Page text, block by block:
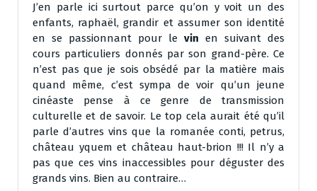
J’en parle ici surtout parce qu’on y voit un des
enfants, raphaël, grandir et assumer son identité
en se passionnant pour le vin en suivant des
cours particuliers donnés par son grand-père. Ce
n’est pas que je sois obsédé par la matière mais
quand même, c’est sympa de voir qu’un jeune
cinéaste pense à ce genre de transmission
culturelle et de savoir. Le top cela aurait été qu’il
parle d’autres vins que la romanée conti, petrus,
château yquem et château haut-brion !!! Il n’y a
pas que ces vins inaccessibles pour déguster des
grands vins. Bien au contraire…